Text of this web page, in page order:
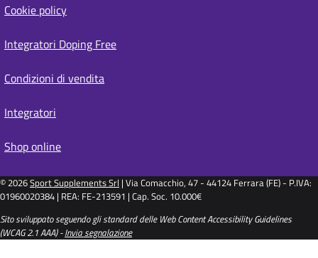
pCookie policy
Integratori Doping Free
Condizioni di vendita
Integratori
Shop online
© 2026Sport Supplements Srl | Via Comacchio, 47 - 44124 Ferrara (FE) - P.IVA:
01960020384 | REA: FE-213591 | Cap. Soc. 10.000€
Sito sviluppato seguendo gli standard delle Web Content Accessibility Guidelines
(WCAG 2.1 AAA) -Invia segnalazione